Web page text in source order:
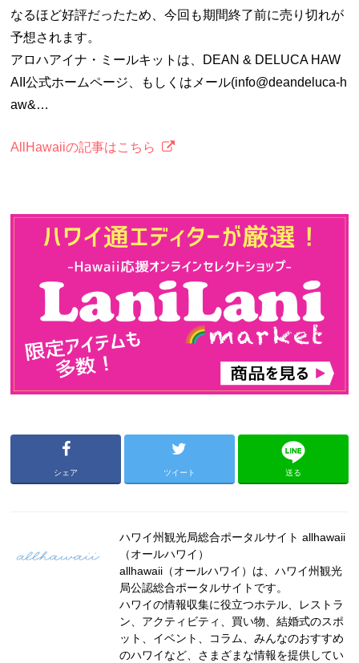
なるほど好評だったため、今回も期間終了前に売り切れが
予想されます。
アロハアイナ・ミールキットは、DEAN & DELUCA HAW
AII公式ホームページ、もしくはメール(info@deandeluca-h
aw&…
AllHawaiiの記事はこちら
シェア ツイート 送る
ハワイ州観光局総合ポータルサイト allhawaii
（オールハワイ）
allhawaii（オールハワイ）は、ハワイ州観光
局公認総合ポータルサイトです。
ハワイの情報収集に役立つホテル、レストラ
ン、アクティビティ、買い物、結婚式のスポ
ット、イベント、コラム、みんなのおすすめ
のハワイなど、さまざまな情報を提供してい